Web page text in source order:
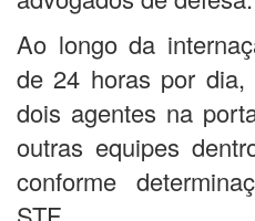
Ao longo da
de 24 horas por dia,
dois agentes na
outras equipes
conforme